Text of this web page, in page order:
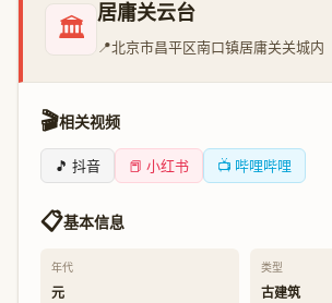
🏛️ 居庸关云台
📍北京市昌平区南口镇居庸关关城内
🎬相关视频
🎵 抖音 📕 小红书 📺 哔哩哔哩
📋基本信息
年代
元
类型
古建筑